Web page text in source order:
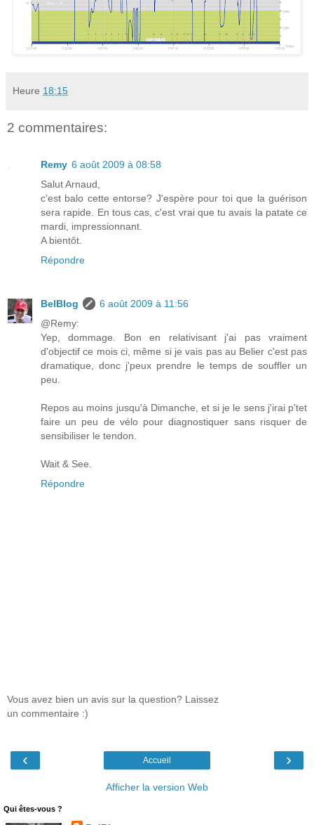
Heure 18:15
2 commentaires:
Remy 6 août 2009 à 08:58
Salut Arnaud,
c'est balo cette entorse? J'espère pour toi que la guérison
sera rapide. En tous cas, c'est vrai que tu avais la patate ce
mardi, impressionnant.
A bientôt.
Répondre
BelBlog
6 août 2009 à 11:56
@Remy:
Yep, dommage. Bon en relativisant j'ai pas vraiment
d'objectif ce mois ci, même si je vais pas au Belier c'est pas
dramatique, donc j'peux prendre le temps de souffler un
peu.
Repos au moins jusqu'à Dimanche, et si je le sens j'irai p'tet
faire un peu de vélo pour diagnostiquer sans risquer de
sensibiliser le tendon.
Wait & See.
Répondre
Vous avez bien un avis sur la question? Laissez
un commentaire :)
‹ ›
Accueil
Afficher la version Web
Qui êtes-vous ?